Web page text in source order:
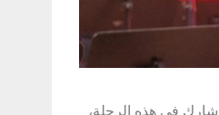
شارك في هذه الرحلة،